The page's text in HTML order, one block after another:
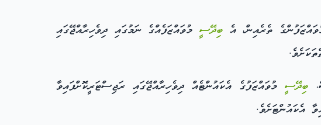
ތެރެއިން، އެބިދޭސީ މުވައްޒަފެއްގެ ނަމުގައި ދިވެހިރާއްޖޭގައި
ބިދޭސީމުވައްޒަފުގެ އެކައުންޓެއް ދިވެހިރާއްޖޭގައި ރަޖިސްޓަރީކޮށްފައިވާ
އެކައުންޓަށެވެ.